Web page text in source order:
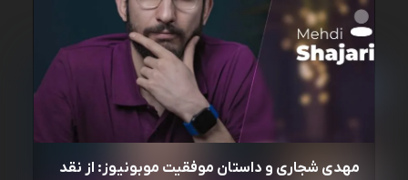
مهدی شجاری و داستان موفقیت موبونیوز: از نقد